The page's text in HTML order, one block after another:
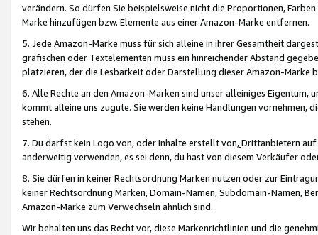
verändern. So dürfen Sie beispielsweise nicht die Proportionen,
Marke hinzufügen bzw. Elemente aus einer Amazon-Marke entfernen.
5. Jede Amazon-Marke muss für sich alleine in ihrer Gesamtheit
grafischen oder Textelementen muss ein hinreichender Abstand
platzieren, der die Lesbarkeit oder Darstellung dieser Amazon-Marke
6. Alle Rechte an den Amazon-Marken sind unser alleiniges
kommt alleine uns zugute. Sie werden keine Handlungen vornehmen,
stehen.
7. Du darfst kein Logo von, oder Inhalte erstellt von,Drittanbietern auf
anderweitig verwenden, es sei denn, du hast von diesem Verkäufer
8. Sie dürfen in keiner Rechtsordnung Marken nutzen oder zur
keiner Rechtsordnung Marken, Domain-Namen, Subdomain-Namen,
Amazon-Marke zum Verwechseln ähnlich sind.
Wir behalten uns das Recht vor, diese Markenrichtlinien und die